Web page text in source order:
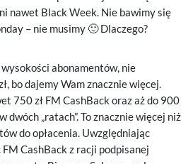
nawet Black Week. Nie bawimy się
– nie musimy 🙂 Dlaczego?
abonamentów, nie
bo dajemy Wam znacznie więcej.
750 zł FM CashBack oraz aż do 900
dwóch „ratach”. To znacznie więcej niż
do opłacenia. Uwzględniając
CashBack z racji podpisanej